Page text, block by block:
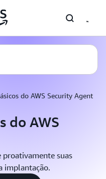
do AWS Security Agent
do AWS
proativamente suas
implantação.